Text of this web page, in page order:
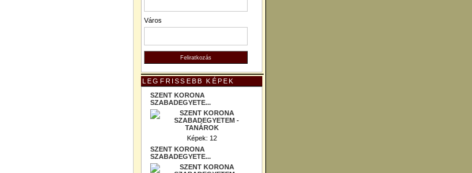
Város
LEGFRISSEBB KÉPEK
SZENT KORONA
SZABADEGYETE...
Képek: 12
SZENT KORONA
SZABADEGYETE...